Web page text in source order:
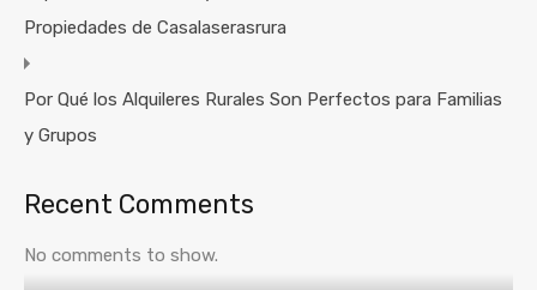
Propiedades de Casalaserasrura
Por Qué los Alquileres Rurales Son Perfectos para Familias
y Grupos
Recent Comments
No comments to show.